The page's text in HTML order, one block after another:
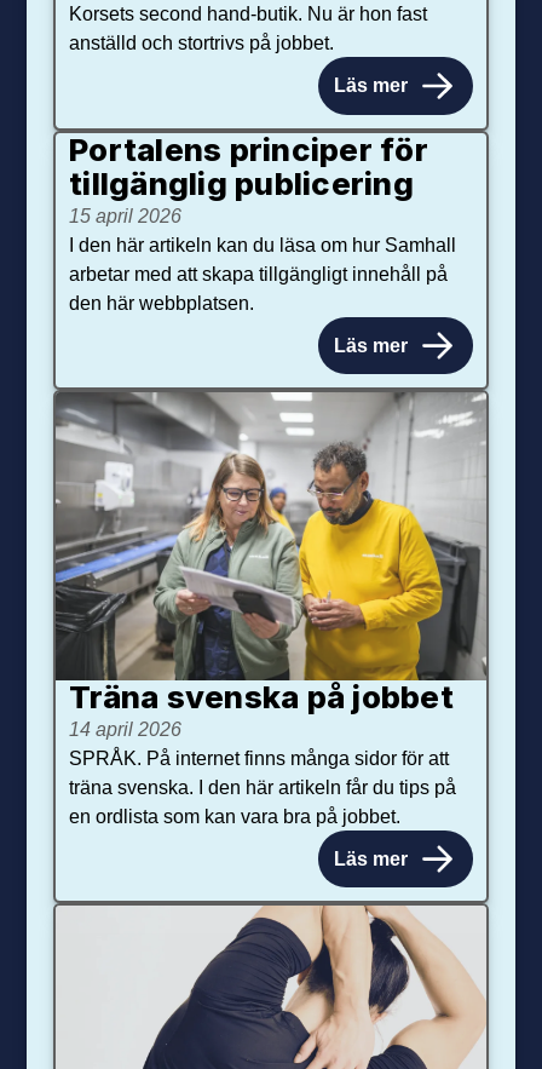
Korsets second hand-butik. Nu är hon fast
anställd och stortrivs på jobbet.
Läs mer
Portalens principer för
tillgänglig publicering
15 april 2026
I den här artikeln kan du läsa om hur Samhall
arbetar med att skapa tillgängligt innehåll på
den här webbplatsen.
Läs mer
Träna svenska på jobbet
14 april 2026
SPRÅK. På internet finns många sidor för att
träna svenska. I den här artikeln får du tips på
en ordlista som kan vara bra på jobbet.
Läs mer